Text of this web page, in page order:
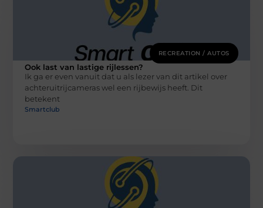
RECREATION / AUTOS
Ook last van lastige rijlessen?
Ik ga er even vanuit dat u als lezer van dit artikel over
achteruitrijcameras wel een rijbewijs heeft. Dit
betekent
Smartclub